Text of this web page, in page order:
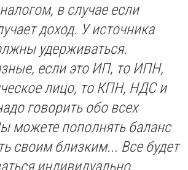
в случае если
доход. У источника
удерживаться.
если это ИП, то ИПН,
лицо, то КПН, НДС и
говорить обо всех
можете пополнять баланс
своим близким... Все будет
индивидуально,